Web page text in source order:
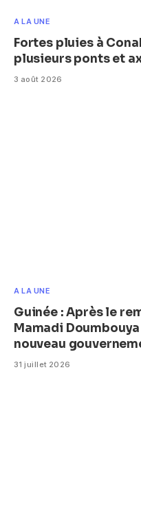
A LA UNE
Fortes pluies à
plusieurs ponts et
3 août 2026
A LA UNE
Guinée : Après le
Mamadi
nouveau
31 juillet 2026